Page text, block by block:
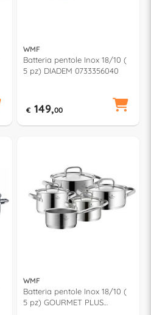
WMF
Batteria pentole Inox 18/10 (
5 pz) DIADEM 0733356040
€ 149,00
WMF
Batteria pentole Inox 18/10 (
5 pz) GOURMET PLUS